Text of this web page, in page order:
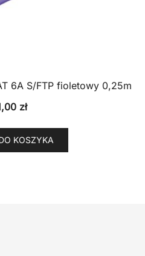
6A S/FTP fioletowy 0,25m
zł
KOSZYKA